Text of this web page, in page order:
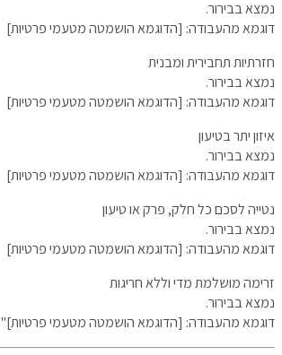
נמצא בבירור.
דוגמא מהעבודה: [הדוגמא הושמטה מטעמי פרטיות]
חזרתיות תחבירית ומבנית
נמצא בבירור.
דוגמא מהעבודה: [הדוגמא הושמטה מטעמי פרטיות]
איזון יתר בטיעון
נמצא בבירור.
דוגמא מהעבודה: [הדוגמא הושמטה מטעמי פרטיות]
נטייה לסכם כל חלק, פרק או טיעון
נמצא בבירור.
דוגמא מהעבודה: [הדוגמא הושמטה מטעמי פרטיות]
זרימה מושלמת מדי וללא חריגות
נמצא בבירור.
דוגמא מהעבודה: [הדוגמא הושמטה מטעמי פרטיות]"